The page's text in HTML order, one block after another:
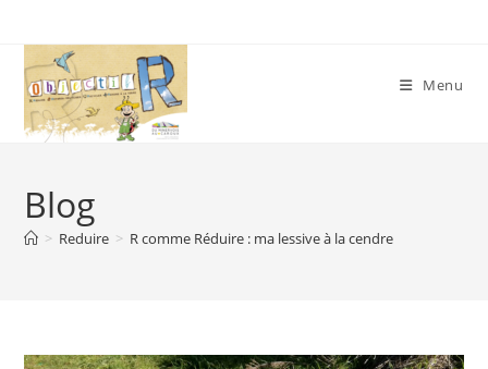
content
Menu
Blog
> Reduire > R comme Réduire : ma lessive à la cendre